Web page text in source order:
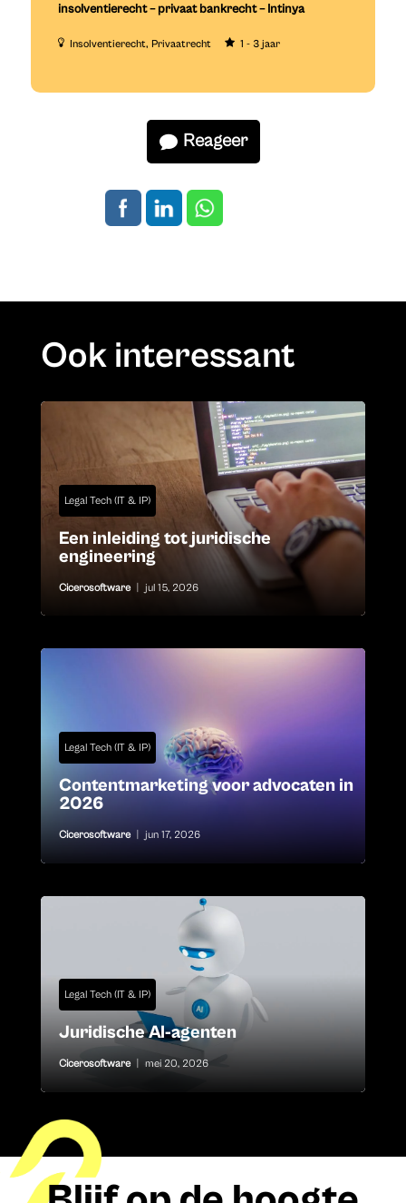
insolventierecht – privaat bankrecht – Intinya
Insolventierecht Privaatrecht 1 - 3 jaar
Reageer
Ook interessant
Legal Tech (IT & IP)
Een inleiding tot juridische
engineering
Cicerosoftware jul 15, 2026
Legal Tech (IT & IP)
Contentmarketing voor advocaten in
2026
Cicerosoftware jun 17, 2026
Legal Tech (IT & IP)
Juridische AI-agenten
Cicerosoftware mei 20, 2026